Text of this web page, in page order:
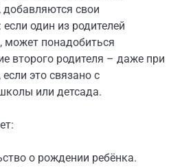
добавляются свои
один из родителей
может понадобиться
второго родителя – даже при
это связано с
или детсада.
о рождении ребёнка.